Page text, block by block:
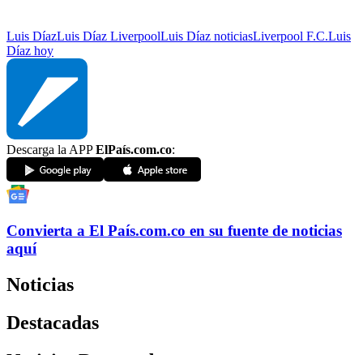
Luis DíazLuis Díaz LiverpoolLuis Díaz noticiasLiverpool F.C.Luis
Díaz hoy
Descarga la APPElPaís.com.co:
Convierta a El País.com.co en su fuente de noticias
aquí
Noticias
Destacadas